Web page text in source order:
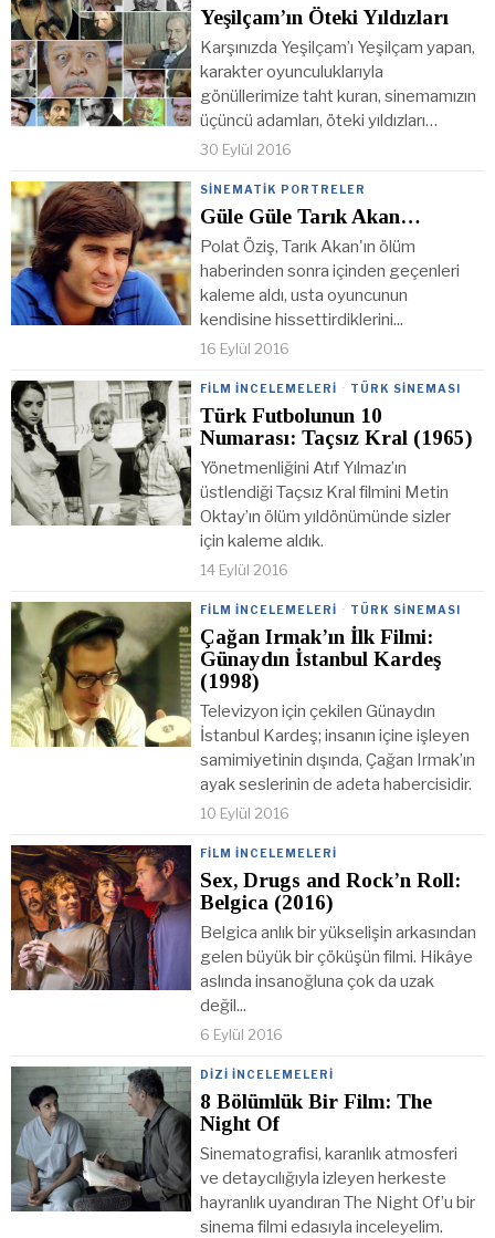
Yeşilçam’ın Öteki Yıldızları
Karşınızda Yeşilçam’ı Yeşilçam yapan,
karakter oyunculuklarıyla
gönüllerimize taht kuran, sinemamızın
üçüncü adamları, öteki yıldızları…
30 Eylül 2016
SINEMATIK PORTRELER
Güle Güle Tarık Akan…
Polat Öziş, Tarık Akan'ın ölüm
haberinden sonra içinden geçenleri
kaleme aldı, usta oyuncunun
kendisine hissettirdiklerini...
16 Eylül 2016
FILM İNCELEMELERI · TÜRK SINEMASI
Türk Futbolunun 10
Numarası: Taçsız Kral (1965)
Yönetmenliğini Atıf Yılmaz’ın
üstlendiği Taçsız Kral filmini Metin
Oktay’ın ölüm yıldönümünde sizler
için kaleme aldık.
14 Eylül 2016
FILM İNCELEMELERI · TÜRK SINEMASI
Çağan Irmak’ın İlk Filmi:
Günaydın İstanbul Kardeş
(1998)
Televizyon için çekilen Günaydın
İstanbul Kardeş; insanın içine işleyen
samimiyetinin dışında, Çağan Irmak’ın
ayak seslerinin de adeta habercisidir.
10 Eylül 2016
FILM İNCELEMELERI
Sex, Drugs and Rock’n Roll:
Belgica (2016)
Belgica anlık bir yükselişin arkasından
gelen büyük bir çöküşün filmi. Hikâye
aslında insanoğluna çok da uzak
değil...
6 Eylül 2016
DIZI İNCELEMELERI
8 Bölümlük Bir Film: The
Night Of
Sinematografisi, karanlık atmosferi
ve detaycılığıyla izleyen herkeste
hayranlık uyandıran The Night Of’u bir
sinema filmi edasıyla inceleyelim.